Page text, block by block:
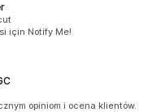
için Notify Me!
opiniom i ocena klientów.